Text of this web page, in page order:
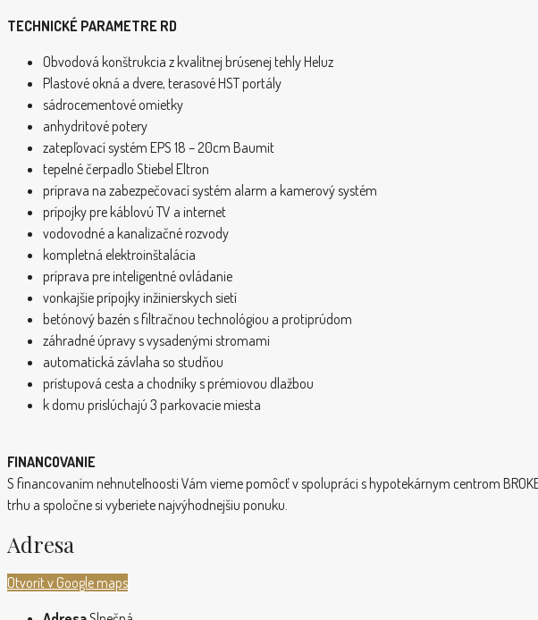
TECHNICKÉ PARAMETRE RD
Obvodová konštrukcia z kvalitnej brúsenej tehly Heluz
Plastové okná a dvere, terasové HST portály
sádrocementové omietky
anhydritové potery
zatepľovací systém EPS 18 – 20cm Baumit
tepelné čerpadlo Stiebel Eltron
príprava na zabezpečovací systém alarm a kamerový systém
prípojky pre káblovú TV a internet
vodovodné a kanalizačné rozvody
kompletná elektroinštalácia
príprava pre inteligentné ovládanie
vonkajšie prípojky inžinierskych sietí
betónový bazén s filtračnou technológiou a protiprúdom
záhradné úpravy s vysadenými stromami
automatická závlaha so studňou
prístupová cesta a chodníky s prémiovou dlažbou
k domu prislúchajú 3 parkovacie miesta
FINANCOVANIE
S financovaním nehnuteľnoosti Vám vieme pomôcť v spolupráci s hypotekárnym centrom
trhu a spoločne si vyberiete najvýhodnejšiu ponuku.
Adresa
Otvorit v Google maps